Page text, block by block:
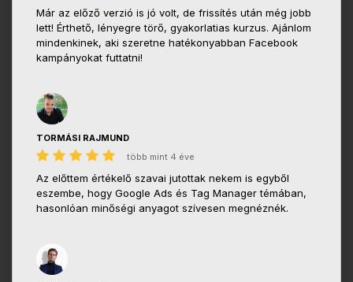
Már az előző verzió is jó volt, de frissítés után még jobb
lett! Érthető, lényegre törő, gyakorlatias kurzus. Ajánlom
mindenkinek, aki szeretne hatékonyabban Facebook
kampányokat futtatni!
TORMÁSI RAJMUND
több mint 4 éve
Az előttem értékelő szavai jutottak nekem is egyből
eszembe, hogy Google Ads és Tag Manager témában,
hasonlóan minőségi anyagot szívesen megnéznék.